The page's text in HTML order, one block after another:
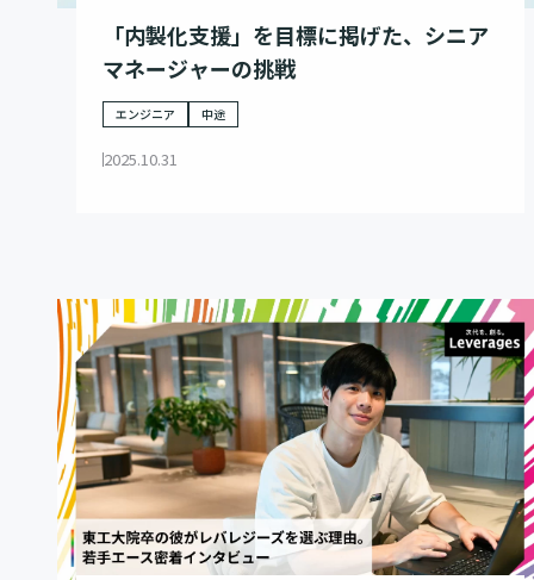
「内製化支援」を目標に掲げた、シニア
マネージャーの挑戦
エンジニア 中途
2025.10.31